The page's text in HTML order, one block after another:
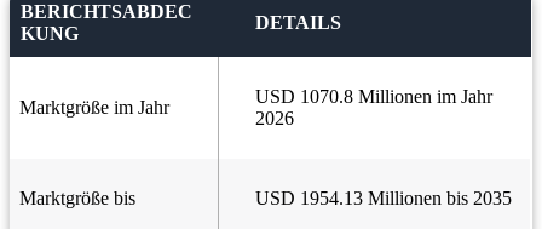
BERICHTSABDEC
KUNG
DETAILS
Marktgröße im Jahr
USD 1070.8 Millionen im Jahr
2026
Marktgröße bis USD 1954.13 Millionen bis 2035